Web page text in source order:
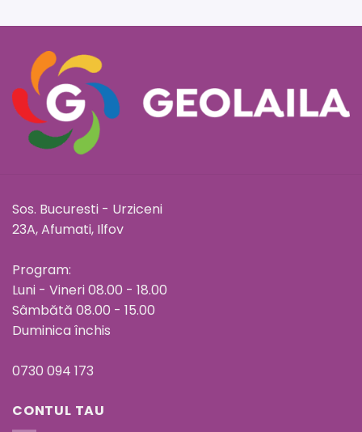
Sos. Bucuresti - Urziceni
23A, Afumati, Ilfov
Program:
Luni - Vineri 08.00 - 18.00
Sâmbătă 08.00 - 15.00
Duminica închis
0730 094 173
CONTUL TAU